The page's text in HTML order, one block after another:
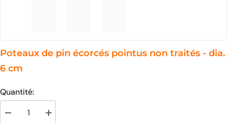
Poteaux de pin écorcés pointus non traités - dia.
6 cm
Quantité:
Decrease
Increase